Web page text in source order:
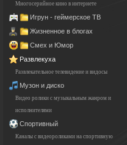
Многосерийное кино в интернете
Игрун - геймерское ТВ
Жизненное в блогах
Смех и Юмор
Развлекуха
Развлекательное телевидение и видосы
Музон и диско
Видео ролики с музыкальным жанром и
исполнителями
Спортивный
Каналы с видеороликами на спортивную